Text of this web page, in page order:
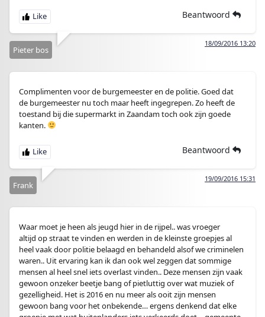
Beantwoord
18/09/2016 13:20
Pieter bos
Complimenten voor de burgemeester en de politie. Goed dat
de burgemeester nu toch maar heeft ingegrepen. Zo heeft de
toestand bij die supermarkt in Zaandam toch ook zijn goede
kanten.
Beantwoord
19/09/2016 15:31
Frank
Waar moet je heen als jeugd hier in de rijpel.. was vroeger
altijd op straat te vinden en werden in de kleinste groepjes al
heel vaak door politie belaagd en behandeld alsof we criminelen
waren.. Uit ervaring kan ik dan ook wel zeggen dat sommige
mensen al heel snel iets overlast vinden.. Deze mensen zijn vaak
gewoon onzeker beetje bang of pietluttig over wat muziek of
gezelligheid. Het is 2016 en nu meer als ooit zijn mensen
gewoon bang voor het onbekende… ergens denkend dat elke